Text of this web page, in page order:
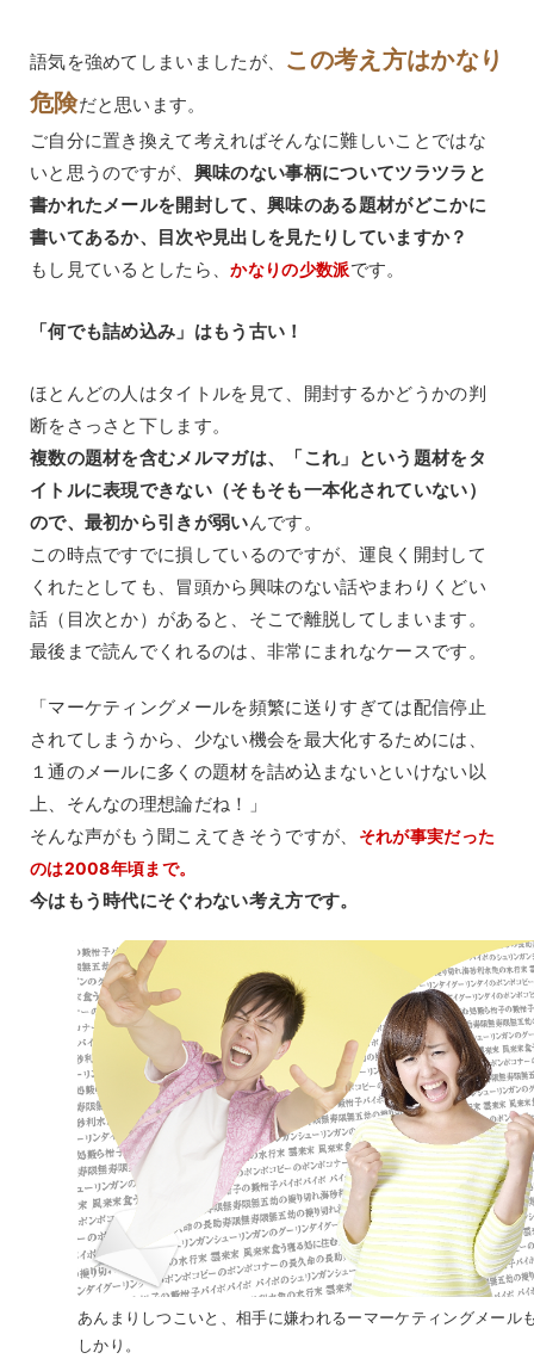
語気を強めてしまいましたが、 この考え方はかなり
危険だと思います。
ご自分に置き換えて考えればそんなに難しいことではな
いと思うのですが、 興味のない事柄についてツラツラと
書かれたメールを開封して、興味のある題材がどこかに
書いてあるか、目次や見出しを見たりしていますか？
もし見ているとしたら、かなりの少数派です。
「何でも詰め込み」はもう古い！
ほとんどの人はタイトルを見て、開封するかどうかの判
断をさっさと下します。
複数の題材を含むメルマガは、「これ」という題材をタ
イトルに表現できない（そもそも一本化されていない）
ので、最初から引きが弱いんです。
この時点ですでに損しているのですが、運良く開封して
くれたとしても、冒頭から興味のない話やまわりくどい
話（目次とか）があると、そこで離脱してしまいます。
最後まで読んでくれるのは、非常にまれなケースです。
「マーケティングメールを頻繁に送りすぎては配信停止
されてしまうから、少ない機会を最大化するためには、
１通のメールに多くの題材を詰め込まないといけない以
上、そんなの理想論だね！」
そんな声がもう聞こえてきそうですが、
それが事実だった
のは2008年頃まで。
今はもう時代にそぐわない考え方です。
あんまりしつこいと、相手に嫌われるーマーケティングメール
しかり。